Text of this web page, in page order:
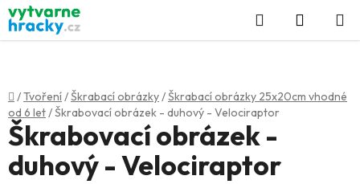
Přejít
na
obsah
Hledat
KOŠÍK
Domů
/Tvoření/Škrabací obrázky/Škrabací obrázky 25x20cm vhodné
od 6 let/Škrabovací obrázek - duhový - Velociraptor
Škrabovací obrázek -
duhový - Velociraptor